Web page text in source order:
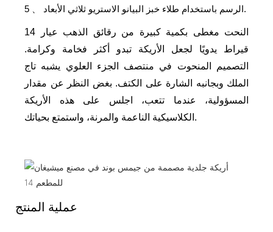
5 الرسم باستخدام طلاء خبز البيانو الاستريو ثلاثي الأبعاد.
النحت مغطى بكمية كبيرة من رقائق الذهب عيار 14
قيراط يدويًا لجعل الأريكة تبدو أكثر فخامة وكرامة.
التصميم المنحوت في منتصف الجزء العلوي يشبه تاج
الملك وبجانبه الشارة على الكتف. بغض النظر عن مقدار
المسؤولية، عندما تتعب، اجلس على هذه الأريكة
الكلاسيكية الناعمة والمرنة، واستمتع بحياتك.
عملية المنتج